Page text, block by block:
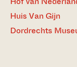
Huis Van Gijn
Dordrechts